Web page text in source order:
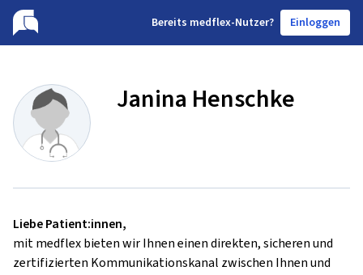
Bereits medflex-Nutzer? Einloggen
Janina Henschke
Liebe Patient:innen,
mit medflex bieten wir Ihnen einen direkten, sicheren und
zertifizierten Kommunikationskanal zwischen Ihnen und